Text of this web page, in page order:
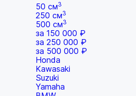
50 см3
250 см3
500 см3
за 150 000 ₽
за 250 000 ₽
за 500 000 ₽
Honda
Kawasaki
Suzuki
Yamaha